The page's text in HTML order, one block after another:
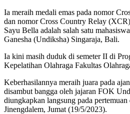
Ia meraih medali emas pada nomor
dan nomor Cross Country Relay
Sayu Bella adalah salah satu
Ganesha (Undiksha) Singaraja, Bali.
Ia kini masih duduk di semeter II di
Kepelatihan Olahraga Fakultas
Keberhasilannya meraih juara pada
disambut bangga oleh jajaran FOK
diungkapkan langsung pada
Jinengdalem, Jumat (19/5/2023).